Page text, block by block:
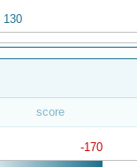
130
score
-170